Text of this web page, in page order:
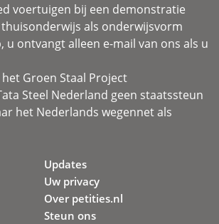
voertuigen bij een demonstratie
thuisonderwijs als onderwijsvorm
u ontvangt alleen e-mail van ons als u
Groen Staal Project
Steel Nederland geen staatssteun
het Nederlands wegennet als
Updates
Uw privacy
Over petities.nl
Steun ons